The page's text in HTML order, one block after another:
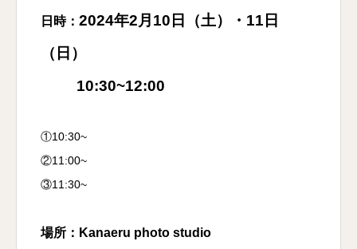
日時： 2024年2月10日（土）・11日
（日）
10:30~12:00
①10:30~
②11:00~
③11:30~
場所：Kanaeru photo studio